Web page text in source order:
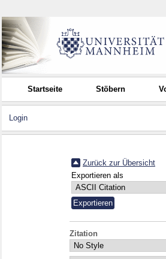
Startseite Stöbern
Login
Zurück zur Übersicht
Exportieren als
Zitation